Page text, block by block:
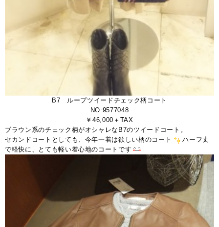
B7 ループツイードチェック柄コート
NO:9577048
￥46,000＋TAX
ブラウン系のチェック柄がオシャレなB7のツイードコート。
セカンドコートとしても、今年一着は欲しい柄のコート
ハーフ丈
で軽快に、とても軽い着心地のコートです